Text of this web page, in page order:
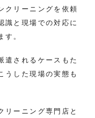
クリーニングを依頼
識と現場での対応に
す。
遣されるケースもた
うした現場の実態も
リーニング専門店と